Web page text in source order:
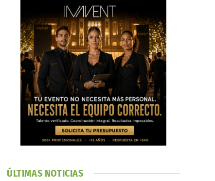
ÚLTIMAS NOTICIAS